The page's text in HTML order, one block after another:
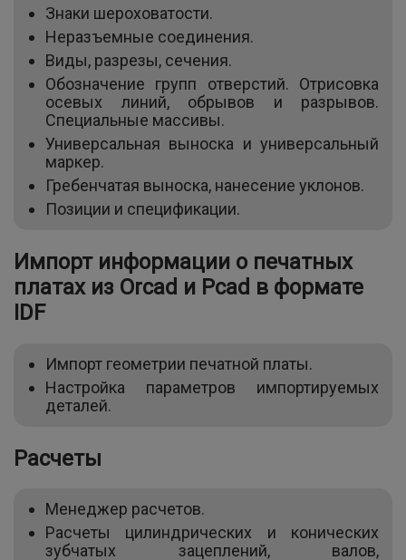
Знаки шероховатости.
Неразъемные соединения.
Виды, разрезы, сечения.
Обозначение групп отверстий. Отрисовка
осевых линий, обрывов и разрывов.
Специальные массивы.
Универсальная выноска и универсальный
маркер.
Гребенчатая выноска, нанесение уклонов.
Позиции и спецификации.
Импорт информации о печатных
платах из Orcad и Pcad в формате
IDF
Импорт геометрии печатной платы.
Настройка параметров импортируемых
деталей.
Расчеты
Менеджер расчетов.
Расчеты цилиндрических и конических
зубчатых зацеплений, валов,